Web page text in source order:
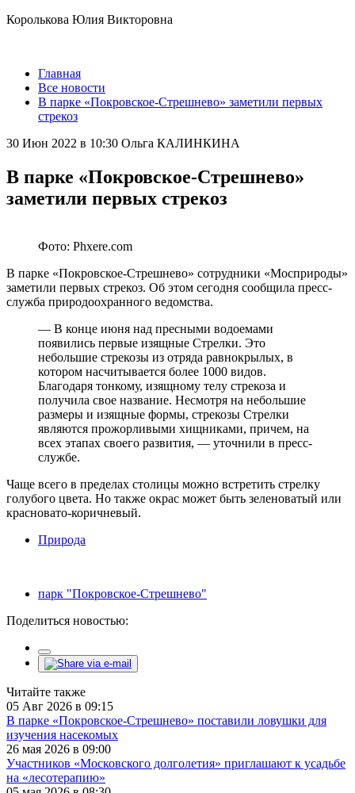
Королькова Юлия Викторовна
Главная
Все новости
В парке «Покровское-Стрешнево» заметили первых
стрекоз
30 Июн 2022 в 10:30 Ольга КАЛИНКИНА
В парке «Покровское-Стрешнево»
заметили первых стрекоз
Фото: Phxere.com
В парке «Покровское-Стрешнево» сотрудники «Мосприроды»
заметили первых стрекоз. Об этом сегодня сообщила пресс-
служба природоохранного ведомства.
— В конце июня над пресными водоемами
появились первые изящные Стрелки. Это
небольшие стрекозы из отряда равнокрылых, в
котором насчитывается более 1000 видов.
Благодаря тонкому, изящному телу стрекоза и
получила свое название. Несмотря на небольшие
размеры и изящные формы, стрекозы Стрелки
являются прожорливыми хищниками, причем, на
всех этапах своего развития, — уточнили в пресс-
службе.
Чаще всего в пределах столицы можно встретить стрелку
голубого цвета. Но также окрас может быть зеленоватый или
красновато-коричневый.
Природа
парк "Покровское-Стрешнево"
Поделиться новостью:
Читайте также
05 Авг 2026 в 09:15
В парке «Покровское-Стрешнево» поставили ловушки для
изучения насекомых
26 мая 2026 в 09:00
Участников «Московского долголетия» приглашают к усадьбе
на «лесотерапию»